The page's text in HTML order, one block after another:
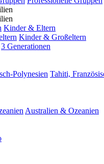
Kinder & Eltern
Kinder & Großeltern
3 Generationen
Polynesien Tahiti,
Australien & Ozeanien